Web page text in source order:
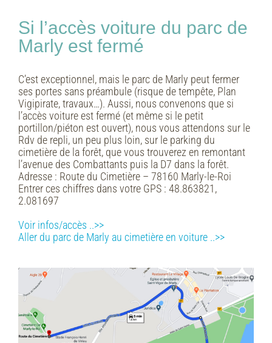
Si l’accès voiture du parc de
Marly est fermé
C’est exceptionnel, mais le parc de Marly peut fermer
ses portes sans préambule (risque de tempête, Plan
Vigipirate, travaux…). Aussi, nous convenons que si
l’accès voiture est fermé (et même si le petit
portillon/piéton est ouvert), nous vous attendons sur le
Rdv de repli, un peu plus loin, sur le parking du
cimetière de la forêt, que vous trouverez en remontant
l’avenue des Combattants puis la D7 dans la forêt.
Adresse : Route du Cimetière – 78160 Marly-le-Roi
Entrer ces chiffres dans votre GPS : 48.863821,
2.081697
Voir infos/accès ..>>
Aller du parc de Marly au cimetière en voiture ..>>